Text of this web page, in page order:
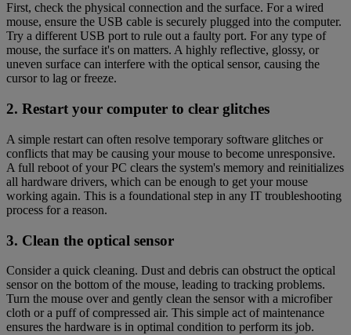
First, check the physical connection and the surface. For a wired
mouse, ensure the USB cable is securely plugged into the computer.
Try a different USB port to rule out a faulty port. For any type of
mouse, the surface it's on matters. A highly reflective, glossy, or
uneven surface can interfere with the optical sensor, causing the
cursor to lag or freeze.
2. Restart your computer to clear glitches
A simple restart can often resolve temporary software glitches or
conflicts that may be causing your mouse to become unresponsive.
A full reboot of your PC clears the system's memory and reinitializes
all hardware drivers, which can be enough to get your mouse
working again. This is a foundational step in any IT troubleshooting
process for a reason.
3. Clean the optical sensor
Consider a quick cleaning. Dust and debris can obstruct the optical
sensor on the bottom of the mouse, leading to tracking problems.
Turn the mouse over and gently clean the sensor with a microfiber
cloth or a puff of compressed air. This simple act of maintenance
ensures the hardware is in optimal condition to perform its job.